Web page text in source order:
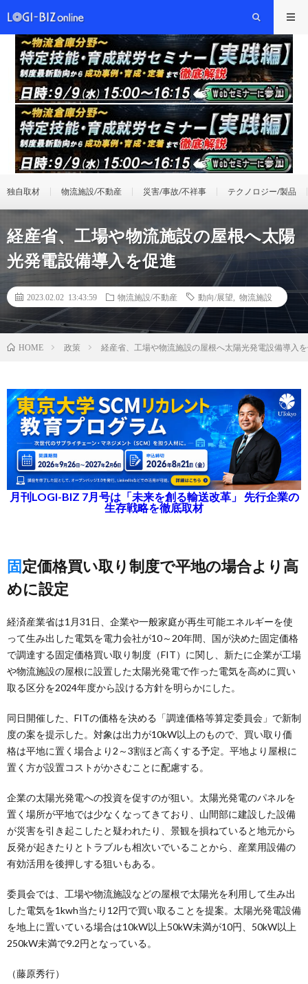
独自取材 物流施設/不動産 災害/事故/不祥事 テクノロジー/製品
経産省、工場や物流施設の屋根へ太陽
光発電設備導入を促進
2023.02.02 13:43:59 物流施設/不動産 動向/展望 物流施設
HOME 政策 経産省、工場や物流施設の屋根へ太陽光発電設備導入
月刊LOGI-BIZ 7月号は「未来を創る輸送改革」 先行企業の
生存戦略を徹底取材
固定価格買い取り制度で平地の場合より高
めに設定
経済産業省は1月31日、企業や一般家庭が再生可能エネルギーを使
って生み出した電気を電力会社が10～20年間、国が決めた固定価格
で調達する固定価格買い取り制度（FIT）に関し、新たに企業が工場
や物流施設の屋根に設置した太陽光発電で作った電気を高めに買い
取る区分を2024年度から設ける方針を明らかにした。
同日開催した、FITの価格を決める「調達価格等算定委員会」で新制
度の案を提示した。対象は出力が10kW以上のもので、買い取り価
格は平地に置く場合より2～3割ほど高くする予定。平地より屋根に
置く方が設置コストがかさむことに配慮する。
企業の太陽光発電への投資を促すのが狙い。太陽光発電のパネルを
置く場所が平地では少なくなってきており、山間部に建設した設備
が災害を引き起こしたと疑われたり、景観を損ねていると地元から
反発が起きたりとトラブルも相次いでいることから、産業用設備の
有効活用を後押しする狙いもある。
委員会では、工場や物流施設などの屋根で太陽光を利用して生み出
した電気を1kwh当たり12円で買い取ることを提案。太陽光発電設備
を地上に置いている場合は10kW以上50kW未満が10円、50kW以上
250kW未満で9.2円となっている。
（藤原秀行）